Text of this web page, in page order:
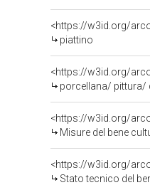
<https://w3id.org/
piattino
<https://w3id.org/
porcellana/ pittura/
<https://w3id.org/
Misure del bene
<https://w3id.org/
Stato tecnico del